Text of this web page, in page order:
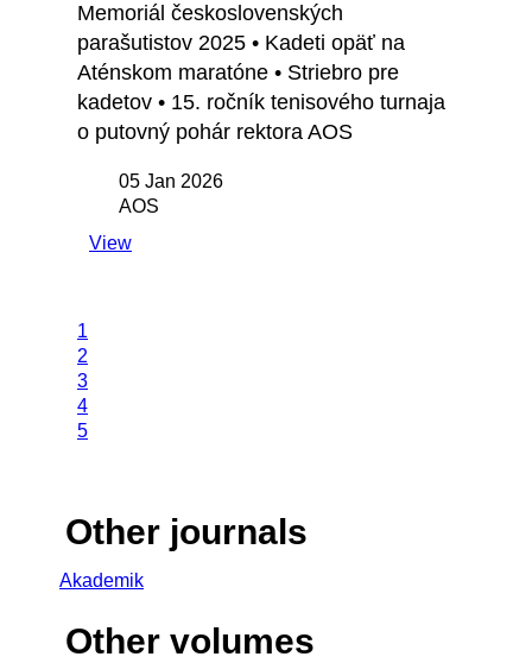
Memoriál československých
parašutistov 2025 • Kadeti opäť na
Aténskom maratóne • Striebro pre
kadetov • 15. ročník tenisového turnaja
o putovný pohár rektora AOS
05 Jan 2026
AOS
View
1
2
3
4
5
Other journals
Akademik
Other volumes